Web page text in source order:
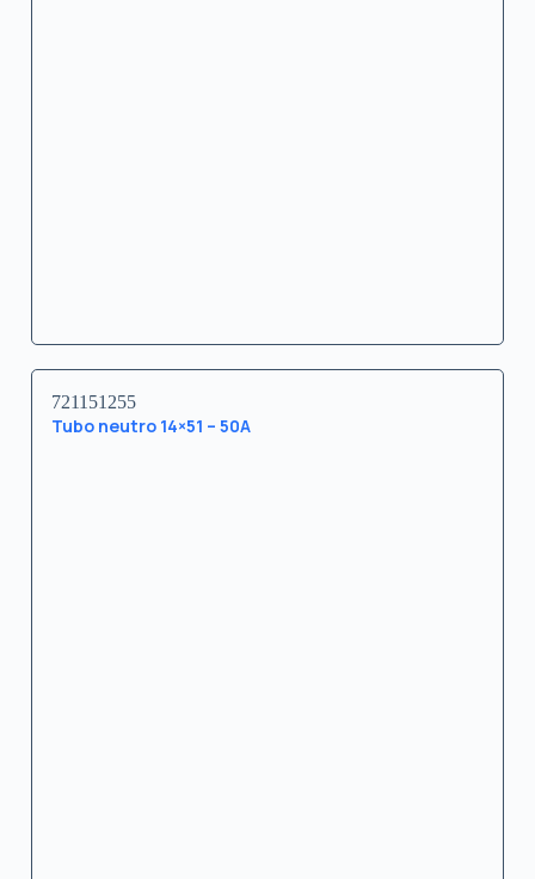
721151255
Tubo neutro 14×51 – 50A